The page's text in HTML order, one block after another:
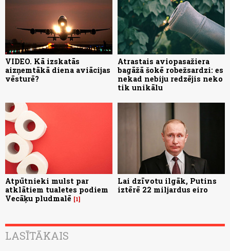
VIDEO. Kā izskatās
aizņemtākā diena aviācijas
vēsturē?
Atrastais aviopasažiera
bagāžā šokē robežsardzi: es
nekad nebiju redzējis neko
tik unikālu
Atpūtnieki mulst par
atklātiem tualetes podiem
Vecāķu pludmalē
1
Lai dzīvotu ilgāk, Putins
iztērē 22 miljardus eiro
LASĪTĀKAIS